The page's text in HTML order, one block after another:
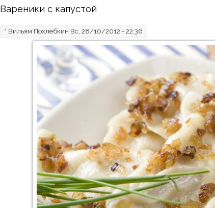
Вареники с капустой
* Вильям Похлебкин Вс, 28/10/2012 - 22:36